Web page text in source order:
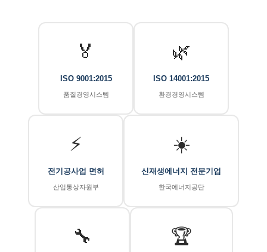
🏅
ISO 9001:2015
품질경영시스템
🌿
ISO 14001:2015
환경경영시스템
⚡
전기공사업 면허
산업통상자원부
☀️
신재생에너지 전문기업
한국에너지공단
🔧 🏆